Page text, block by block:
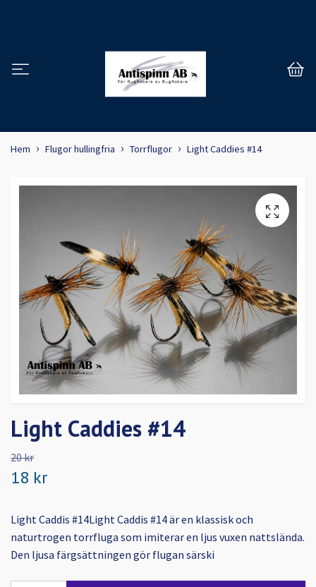
Hem Flugor hullingfria Torrflugor Light Caddies #14
Light Caddies #14
20 kr
18 kr
Light Caddis #14Light Caddis #14 är en klassisk och
naturtrogen torrfluga som imiterar en ljus vuxen nattslända.
Den ljusa färgsättningen gör flugan särski